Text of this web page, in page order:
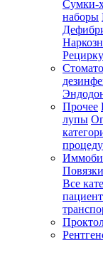
Сумки-
наборы
Прочее
лупы
Все